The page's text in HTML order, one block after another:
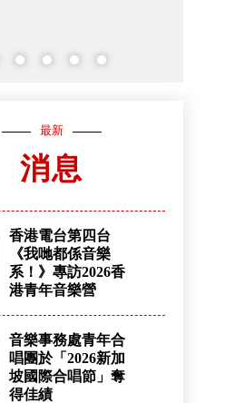
最新
消息
香港電台第四台
《我哋都係音樂
系！》專訪2026香
港青年音樂營
音樂事務處青年合
唱團於「2026新加
坡國際合唱節」奪
得佳績